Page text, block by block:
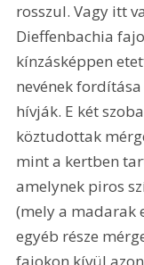
rosszul. Vagy itt
Dieffenbachia
kínzásképpen
nevének
hívják. E két
köztudottak
mint a kertben
amelynek piros
(mely a madarak
egyéb része